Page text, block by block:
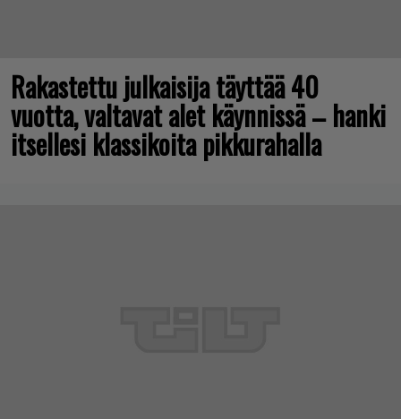
Rakastettu julkaisija täyttää 40
vuotta, valtavat alet käynnissä – hanki
itsellesi klassikoita pikkurahalla